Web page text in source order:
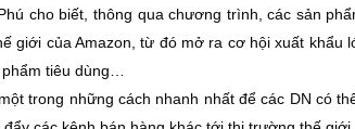
cho biết, thông qua chương trình, các sản
giới của Amazon, từ đó mở ra cơ hội xuất khẩu
tiêu dùng…
trong những cách nhanh nhất để các DN có